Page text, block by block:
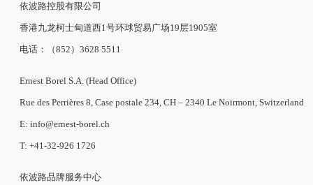
依波路控股有限公司
香港九龙柯士甸道西1号环球贸易广场19层1905室
电话：（852）3628 5511
Ernest Borel S.A. (Head Office)
Rue des Perrières 8, Case postale 234, CH – 2340 Le Noirmont, Switzerland
E: info@ernest-borel.ch
T: +41-32-926 1726
依波路品牌服务中心